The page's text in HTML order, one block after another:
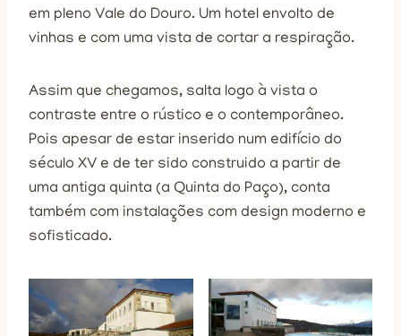
em pleno Vale do Douro. Um hotel envolto de
vinhas e com uma vista de cortar a respiração.
Assim que chegamos, salta logo à vista o
contraste entre o rústico e o contemporâneo.
Pois apesar de estar inserido num edifício do
século XV e de ter sido construido a partir de
uma antiga quinta (a Quinta do Paço), conta
também com instalações com design moderno e
sofisticado.